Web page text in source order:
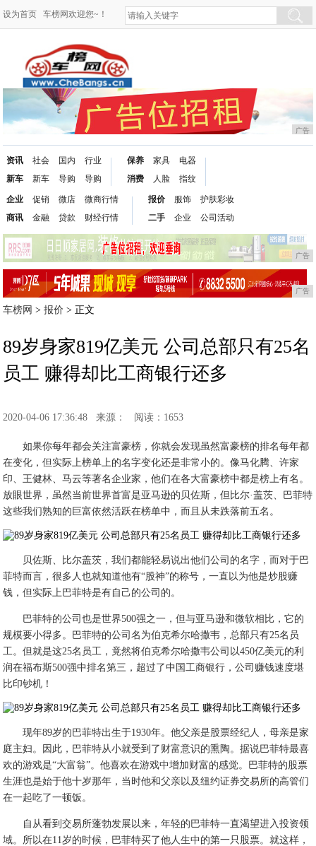
设为首页 车榜网欢迎您~！
广告
资讯
新车
社会
新车
国内
导购
行业
导购
保养
消费
家具
人脸
电器
指纹
企业
商讯
促销
金融
微店
贷款
微商行情
财经行情
报价
二手
服饰
企业
护肤彩妆
公司活动
广告
广告
车榜网 >报价 > 正文
89岁身家819亿美元 公司总部只有25名
员工 赚得却比工商银行还多
2020-04-06 17:36:48 来源： 阅读：1653
如果你每年都会关注富豪榜，你就会发现虽然富豪榜的排名每年都
在变化，但实际上榜单上的名字变化还是非常小的。像马化腾、许家
印、王健林、马云等著名企业家，他们在各大富豪榜中都是榜上有名。
放眼世界，虽然当前世界首富是亚马逊的贝佐斯，但比尔·盖茨、巴菲特
这些我们熟知的巨富依然活跃在榜单中，而且从未跌落前五名。
贝佐斯、比尔盖茨，我们都能轻易说出他们公司的名字，而对于巴
菲特而言，很多人也就知道他有“股神”的称号，一直以为他是炒股赚
钱，但实际上巴菲特是有自己的公司的。
巴菲特的公司也是世界500强之一，但与亚马逊和微软相比，它的
规模要小得多。巴菲特的公司名为伯克希尔哈撒韦，总部只有25名员
工。但就是这25名员工，竟然将伯克希尔哈撒韦公司以450亿美元的利
润在福布斯500强中排名第三，超过了中国工商银行，公司赚钱速度堪
比印钞机！
现年89岁的巴菲特出生于1930年。他父亲是股票经纪人，母亲是家
庭主妇。因此，巴菲特从小就受到了财富意识的熏陶。据说巴菲特最喜
欢的游戏是“大富翁”。他喜欢在游戏中增加财富的感觉。巴菲特的股票
生涯也是始于他十岁那年，当时他和父亲以及纽约证券交易所的高管们
在一起吃了一顿饭。
自从看到交易所蓬勃发展以来，年轻的巴菲特一直渴望进入投资领
域。所以在11岁的时候，巴菲特买了他人生中的第一只股票。就这样，